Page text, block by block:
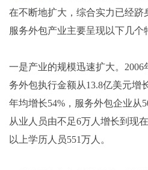
在不断地扩大，综合实力已经跻
服务外包产业主要呈现以下几个
一是产业的规模迅速扩大。2006
务外包执行金额从13.8亿美元增
年均增长54%，服务外包企业从
从业人员由不足6万人增长到现
以上学历人员551万人。